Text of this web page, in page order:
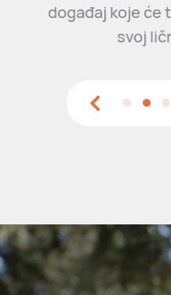
događaj koje će
svoj